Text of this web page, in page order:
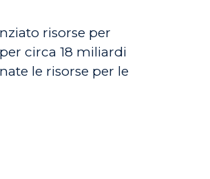
risorse per
circa 18 miliardi
le risorse per le